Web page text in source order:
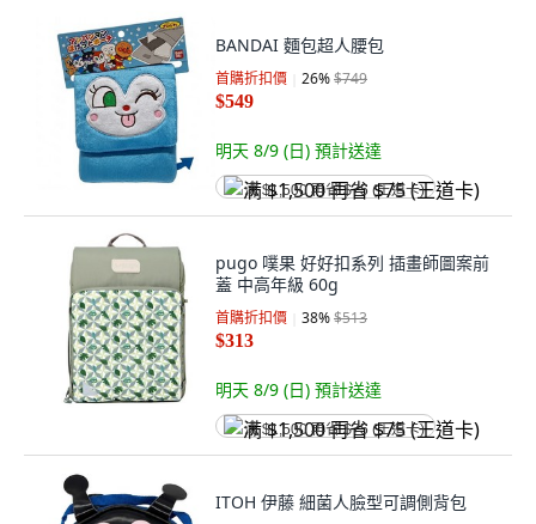
BANDAI 麵包超人腰包
首購折扣價 26%$749
$549
明天 8/9 (日) 預計送達
满 $1,500 再省 $75 (王道卡)
pugo 噗果 好好扣系列 插畫師圖案前
蓋 中高年級 60g
首購折扣價 38%$513
$313
明天 8/9 (日) 預計送達
满 $1,500 再省 $75 (王道卡)
ITOH 伊藤 細菌人臉型可調側背包